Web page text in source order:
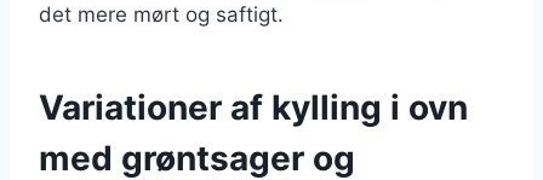
det mere mørt og saftigt.
Variationer af kylling i ovn
med grøntsager og